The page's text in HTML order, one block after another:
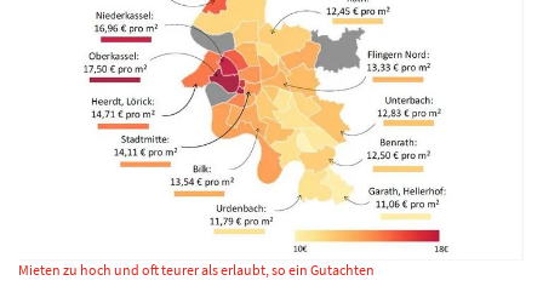
Mieten zu hoch und oft teurer als erlaubt, so ein Gutachten